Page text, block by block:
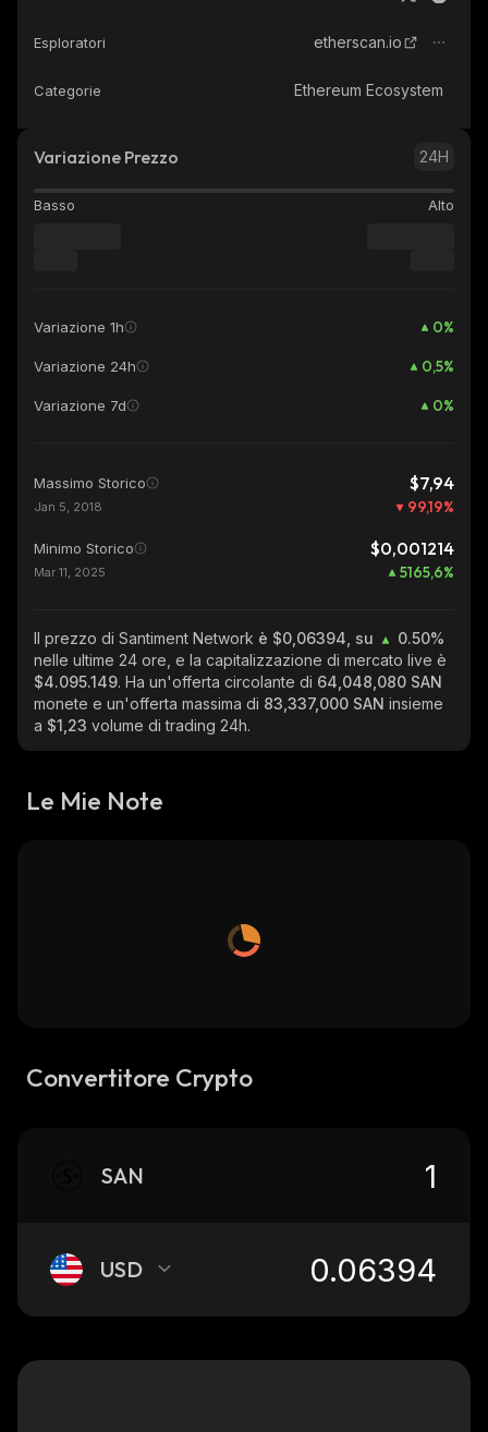
Esploratori etherscan.io
Categorie Ethereum Ecosystem
Variazione Prezzo 24H
Basso Alto
Variazione 1h 0%
Variazione 24h 0,5%
Variazione 7d 0%
Massimo Storico $7,94
Jan 5, 2018 99,19%
Minimo Storico $0,001214
Mar 11, 2025 5165,6%
Il prezzo di Santiment Network è $0,06394, su
0.50%
nelle ultime 24 ore, e la capitalizzazione di mercato live è
$4.095.149. Ha un'offerta circolante di 64,048,080 SAN
monete e un'offerta massima di 83,337,000 SAN insieme
a $1,23 volume di trading 24h.
Le Mie Note
Convertitore Crypto
SAN
USD